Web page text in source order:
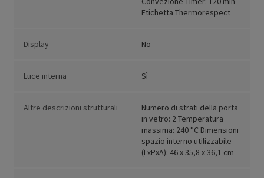
Etichetta Thermorespect
Display No
Luce interna Sì
Altre descrizioni strutturali
Numero di strati della porta
in vetro: 2 Temperatura
massima: 240 °C Dimensioni
spazio interno utilizzabile
(LxPxA): 46 x 35,8 x 36,1 cm